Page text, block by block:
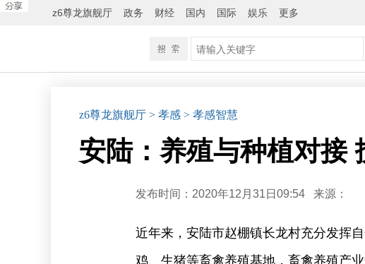
z6尊龙旗舰厅 政务 财经 国内 国际 娱乐 更多
z6尊龙旗舰厅 > 孝感 > 孝感智慧
安陆：养殖与种植对接
发布时间：2020年12月31日09:54 来源：
近年来，安陆市赵棚镇长龙村充分发挥
鸡、生猪等畜禽养殖基地，畜禽养殖产